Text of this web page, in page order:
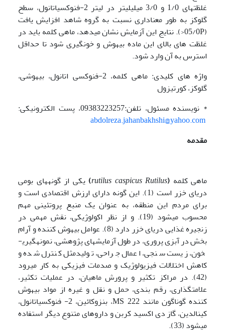
غلظت­های 1/0 و 3/0 میلی­لیتر در لیتر ­2-فنوکسی­اتانول، سطح
گلوکز به طور معناداری نسبت به گروه شاهد افزایش یافت
(05/0P<). نتایج این آزمایش نشان می­دهد، ماهی کلمه باید در
غلظت های بالای این ماده بیهوش و خون­گیری شود تا حداقل
استرس به آن وارد شود.
واژه های کلیدی: ماهی کلمه، 2-فنوکسی اتانول، بیهوشی،
گلوکز، کورتیزول
* نویسنده مسئول، تلفن:09383223257، پست الکترونیکی:
abdolreza.jahanbakhshi@yahoo.com
مقدمه
ماهی کلمه (
rutilus caspicus Rutilus
) یکی از گونه­های بومی
دریای خزر است (1). این گونه دارای ارزش اقتصادی است و
برای مردم این منطقه، به عنوان یک منبع پروتئینی مهم
محسوب می­شود (19). و از نظر اکولوژیکی، نقش مهمی در
زنجیره غذایی دریای خزر دارد (8). عوامل بیهوش کننده و آرام
بخش در آبزی پروری، در طول آزمایش­های پژوهشی، نمونه­گیری­
خون، زیست سنجی، اعمال جراحی، تولیدمثل کنترل شده و
کاهش اختلالات فیزیولوژیک و صدمات فیزیکی به کار می­رود
(42). در مراکز تکثیر و پرورش ماهیان، در عملیات تکثیر،
علامت­گذاری، رقم بندی، حمل و نقل و غیره از مواد بیهوش
کننده گوناگون مانند MS 222، بنزوکائین، 2- فنوکسی­اتانول،
کینالدین، گاز دی اکسید کربن و داروهای متنوع دیگر استفاده
می­شود (33).